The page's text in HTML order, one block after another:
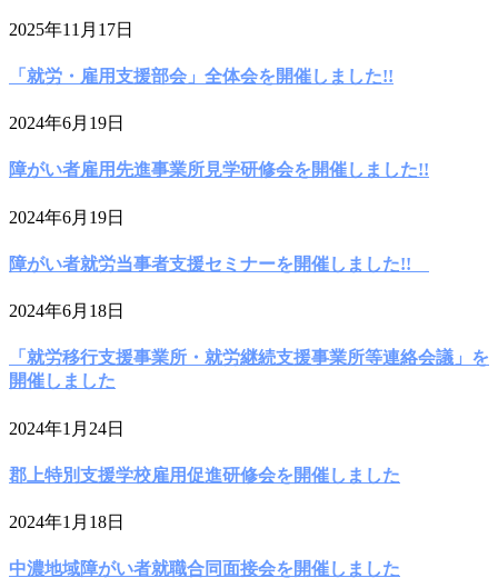
2025年11月17日
「就労・雇用支援部会」全体会を開催しました!!
2024年6月19日
障がい者雇用先進事業所見学研修会を開催しました!!
2024年6月19日
障がい者就労当事者支援セミナーを開催しました!!
2024年6月18日
「就労移行支援事業所・就労継続支援事業所等連絡会議」を
開催しました
2024年1月24日
郡上特別支援学校雇用促進研修会を開催しました
2024年1月18日
中濃地域障がい者就職合同面接会を開催しました